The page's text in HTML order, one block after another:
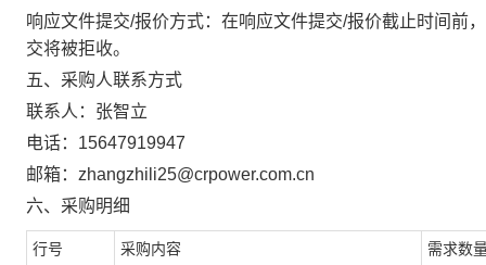
响应文件提交/报价方式：在响应文件提交/报价截止时间前
交将被拒收。
五、采购人联系方式
联系人：张智立
电话：15647919947
邮箱：zhangzhili25@crpower.com.cn
六、采购明细
行号 采购内容 需求数